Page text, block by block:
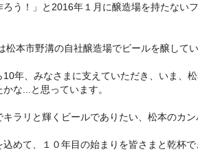
ろう！」と2016年１月に醸造場を持たない
松本市野溝の自社醸造場でビールを醸してい
10年、みなさまに支えていただき、いま、
な...と思っています。
キラリと輝くビールでありたい、松本のカ
込めて、１０年目の始まりを皆さまと乾杯で